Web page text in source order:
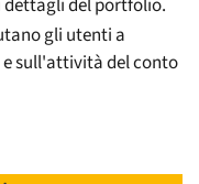
dettagli del portfolio.
gli utenti a
sull'attività del conto